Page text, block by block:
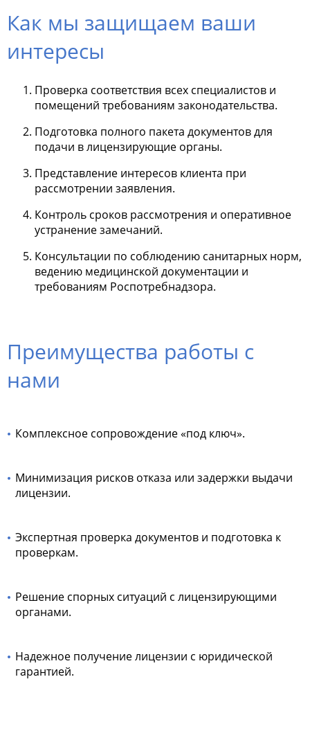
Как мы защищаем ваши
интересы
Проверка соответствия всех специалистов и
помещений требованиям законодательства.
Подготовка полного пакета документов для
подачи в лицензирующие органы.
Представление интересов клиента при
рассмотрении заявления.
Контроль сроков рассмотрения и оперативное
устранение замечаний.
Консультации по соблюдению санитарных норм,
ведению медицинской документации и
требованиям Роспотребнадзора.
Преимущества работы с
нами
Комплексное сопровождение «под ключ».
Минимизация рисков отказа или задержки выдачи
лицензии.
Экспертная проверка документов и подготовка к
проверкам.
Решение спорных ситуаций с лицензирующими
органами.
Надежное получение лицензии с юридической
гарантией.